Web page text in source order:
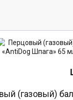
(газовый)